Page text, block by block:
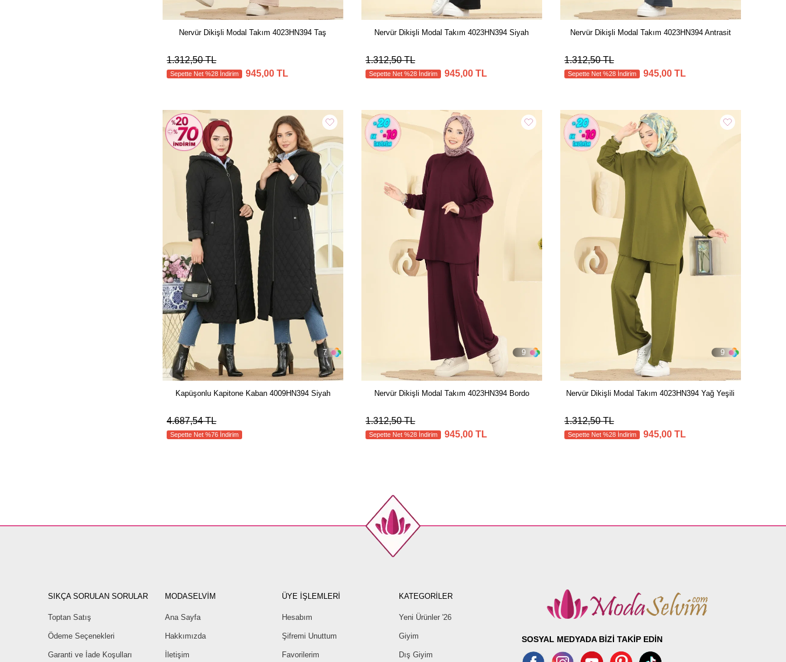
Nervür Dikişli Modal Takım 4023HN394 Taş
1.312,50 TL
Sepette Net %28 İndirim 945,00 TL
Nervür Dikişli Modal Takım 4023HN394 Siyah
1.312,50 TL
Sepette Net %28 İndirim 945,00 TL
Nervür Dikişli Modal Takım 4023HN394 Antrasit
1.312,50 TL
Sepette Net %28 İndirim 945,00 TL
7
Kapüşonlu Kapitone Kaban 4009HN394 Siyah
4.687,54 TL
Sepette Net %76 İndirim
9
Nervür Dikişli Modal Takım 4023HN394 Bordo
1.312,50 TL
Sepette Net %28 İndirim 945,00 TL
9
Nervür Dikişli Modal Takım 4023HN394 Yağ Yeşili
1.312,50 TL
Sepette Net %28 İndirim 945,00 TL
SIKÇA SORULAN SORULAR
Toptan Satış
Ödeme Seçenekleri
Garanti ve İade Koşulları
MODASELVİM
Ana Sayfa
Hakkımızda
İletişim
ÜYE İŞLEMLERİ
Hesabım
Şifremi Unuttum
Favorilerim
KATEGORİLER
Yeni Ürünler '26
Giyim
Dış Giyim
SOSYAL MEDYADA BİZİ TAKİP EDİN